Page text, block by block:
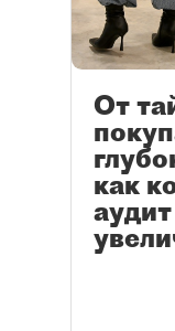
От
как